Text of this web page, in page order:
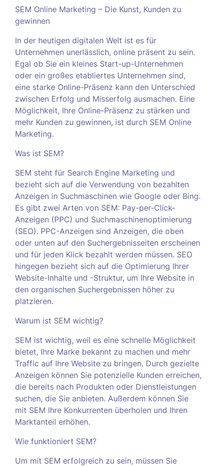
SEM Online Marketing – Die Kunst, Kunden zu
gewinnen
In der heutigen digitalen Welt ist es für
Unternehmen unerlässlich, online präsent zu sein.
Egal ob Sie ein kleines Start-up-Unternehmen
oder ein großes etabliertes Unternehmen sind,
eine starke Online-Präsenz kann den Unterschied
zwischen Erfolg und Misserfolg ausmachen. Eine
Möglichkeit, Ihre Online-Präsenz zu stärken und
mehr Kunden zu gewinnen, ist durch SEM Online
Marketing.
Was ist SEM?
SEM steht für Search Engine Marketing und
bezieht sich auf die Verwendung von bezahlten
Anzeigen in Suchmaschinen wie Google oder Bing.
Es gibt zwei Arten von SEM: Pay-per-Click-
Anzeigen (PPC) und Suchmaschinenoptimierung
(SEO). PPC-Anzeigen sind Anzeigen, die oben
oder unten auf den Suchergebnisseiten erscheinen
und für jeden Klick bezahlt werden müssen. SEO
hingegen bezieht sich auf die Optimierung Ihrer
Website-Inhalte und -Struktur, um Ihre Website in
den organischen Suchergebnissen höher zu
platzieren.
Warum ist SEM wichtig?
SEM ist wichtig, weil es eine schnelle Möglichkeit
bietet, Ihre Marke bekannt zu machen und mehr
Traffic auf Ihre Website zu bringen. Durch gezielte
Anzeigen können Sie potenzielle Kunden erreichen,
die bereits nach Produkten oder Dienstleistungen
suchen, die Sie anbieten. Außerdem können Sie
mit SEM Ihre Konkurrenten überholen und Ihren
Marktanteil erhöhen.
Wie funktioniert SEM?
Um mit SEM erfolgreich zu sein, müssen Sie